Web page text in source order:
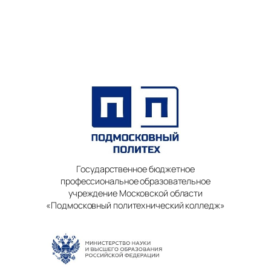
Государственное бюджетное
профессиональное образовательное
учреждение Московской области
«Подмосковный политехнический колледж»